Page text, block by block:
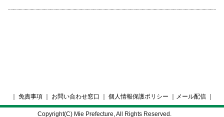
免責事項｜ お問い合わせ窓口 個人情報保護ポリシー メール配信｜
Copyright(C) Mie Prefecture, All Rights Reserved.